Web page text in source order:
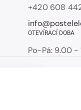
+420 608
OTEVÍRACÍ DOBA
Po-Pá: 9.00 -